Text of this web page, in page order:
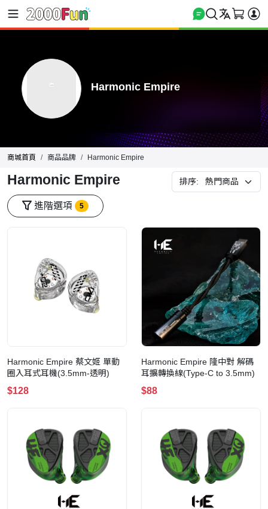
Harmonic Empire
商城首頁 商品品牌 Harmonic Empire
Harmonic Empire 排序:
進階選項 5
Harmonic Empire 蔡文姬 單動
圈入耳式耳機(3.5mm-透明)
$128
Harmonic Empire 隆中對 解碼
耳擴轉換線(Type-C to 3.5mm)
$88